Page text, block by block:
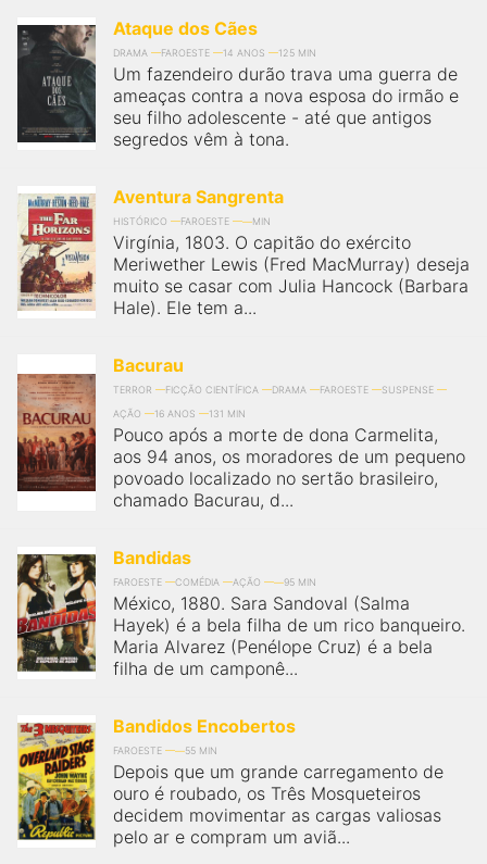
Ataque dos Cães
DRAMA FAROESTE 14 ANOS 125 MIN
Um fazendeiro durão trava uma guerra de
ameaças contra a nova esposa do irmão e
seu filho adolescente - até que antigos
segredos vêm à tona.
Aventura Sangrenta
HISTÓRICO FAROESTE MIN
Virgínia, 1803. O capitão do exército
Meriwether Lewis (Fred MacMurray) deseja
muito se casar com Julia Hancock (Barbara
Hale). Ele tem a...
Bacurau
TERROR FICÇÃO CIENTÍFICA DRAMA FAROESTE
SUSPENSE
AÇÃO
16 ANOS 131 MIN
Pouco após a morte de dona Carmelita,
aos 94 anos, os moradores de um pequeno
povoado localizado no sertão brasileiro,
chamado Bacurau, d...
Bandidas
FAROESTE COMÉDIA AÇÃO 95 MIN
México, 1880. Sara Sandoval (Salma
Hayek) é a bela filha de um rico banqueiro.
Maria Alvarez (Penélope Cruz) é a bela
filha de um camponê...
Bandidos Encobertos
FAROESTE 55 MIN
Depois que um grande carregamento de
ouro é roubado, os Três Mosqueteiros
decidem movimentar as cargas valiosas
pelo ar e compram um aviã...